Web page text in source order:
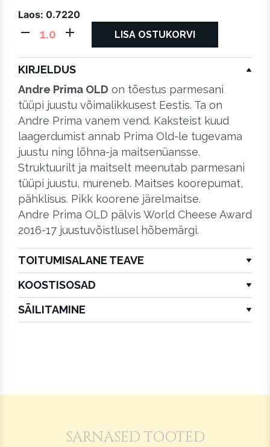
Laos: 0.7220
ANDRE
OLD
kogus
LISA OSTUKORVI
KIRJELDUS
Andre Prima OLD on tõestus parmesani
tüüpi juustu võimalikkusest Eestis. Ta on
Andre Prima vanem vend. Kaksteist kuud
laagerdumist annab Prima Old-le tugevama
juustu ning lõhna-ja maitsenüansse.
Struktuurilt ja maitselt meenutab parmesani
tüüpi juustu, mureneb. Maitses koorepumat,
pähklisus. Pikk koorene järelmaitse.
Andre Prima OLD pälvis World Cheese Award
2016-17 juustuvõistlusel hõbemärgi.
TOITUMISALANE TEAVE
KOOSTISOSAD
SÄILITAMINE
SARNASED TOOTED